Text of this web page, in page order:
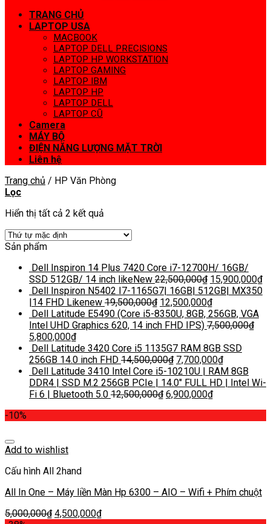
TRANG CHỦ
LAPTOP USA
MACBOOK
LAPTOP DELL PRECISIONS
LAPTOP HP WORKSTATION
LAPTOP GAMING
LAPTOP IBM
LAPTOP HP
LAPTOP DELL
LAPTOP CŨ
Camera
MÁY BỘ
ĐIỆN NĂNG LƯỢNG MẶT TRỜI
Liên hệ
Trang chủ / HP Văn Phòng
Lọc
Hiển thị tất cả 2 kết quả
Sản phẩm
Dell Inspiron 14 Plus 7420 Core i7-12700H/ 16GB/
SSD 512GB/ 14 inch likeNew 22,500,000₫ 15,900,000₫
Dell Inspiron N5402 I7-1165G7| 16GB| 512GB| MX350
|14 FHD Likenew 19,500,000₫ 12,500,000₫
Dell Latitude E5490 (Core i5-8350U, 8GB, 256GB, VGA
Intel UHD Graphics 620, 14 inch FHD IPS) 7,500,000₫
5,800,000₫
Dell Latitude 3420 Core i5 1135G7 RAM 8GB SSD
256GB 14.0 inch FHD 14,500,000₫ 7,700,000₫
Dell Latitude 3410 Intel Core i5-10210U | RAM 8GB
DDR4 | SSD M.2 256GB PCIe | 14.0″ FULL HD | Intel Wi-
Fi 6 | Bluetooth 5.0 12,500,000₫ 6,900,000₫
-10%
Add to wishlist
Cấu hình All 2hand
All In One – Máy liền Màn Hp 6300 – AIO – Wifi + Phím chuột
5,000,000₫ 4,500,000₫